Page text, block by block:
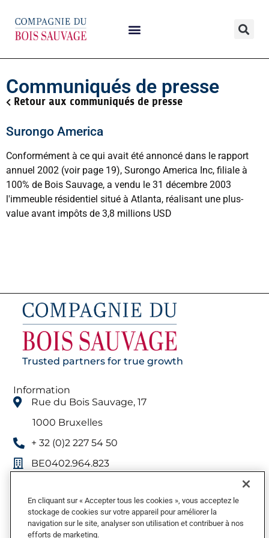
Communiqués de presse
Retour aux communiqués de presse
Surongo America
Conformément à ce qui avait été annoncé dans le rapport
annuel 2002 (voir page 19), Surongo America Inc, filiale à
100% de Bois Sauvage, a vendu le 31 décembre 2003
l'immeuble résidentiel situé à Atlanta, réalisant une plus-
value avant impôts de 3,8 millions USD
Trusted partners for true growth
Information
Rue du Bois Sauvage, 17
1000 Bruxelles
+ 32 (0)2 227 54 50
BE0402.964.823
Participations
Relation Investisseurs
En cliquant sur « Accepter tous les cookies », vous acceptez le
stockage de cookies sur votre appareil pour améliorer la
navigation sur le site, analyser son utilisation et contribuer à nos
efforts de marketing.